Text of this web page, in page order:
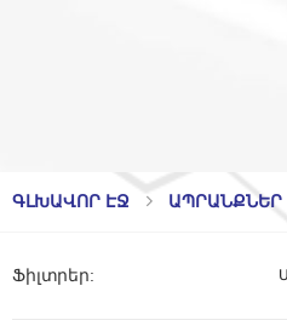
ԳԼԽԱՎՈՐ ԷՋ ԱՊՐԱՆՔՆԵՐ
Ֆիլտրեր: